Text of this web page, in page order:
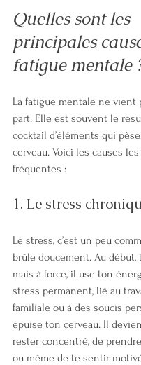
Quelles sont les
principales
fatigue mentale
La fatigue mentale ne vient
part. Elle est souvent le
cocktail d’éléments qui
cerveau. Voici les causes
fréquentes :
1. Le stress
Le stress, c’est un peu
brûle doucement. Au début,
mais à force, il use ton
stress permanent, lié au
familiale ou à des soucis
épuise ton cerveau. Il
rester concentré, de
ou même de te sentir